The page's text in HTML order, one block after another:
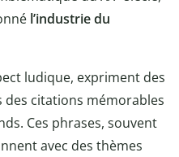
l’industrie du
ludique, expriment des
des citations mémorables
Ces phrases, souvent
avec des thèmes